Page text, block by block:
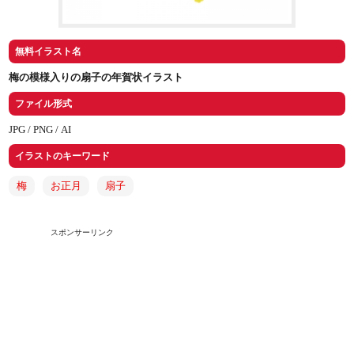
無料イラスト名
梅の模様入りの扇子の年賀状イラスト
ファイル形式
JPG /PNG / AI
イラストのキーワード
梅 お正月 扇子
スポンサーリンク